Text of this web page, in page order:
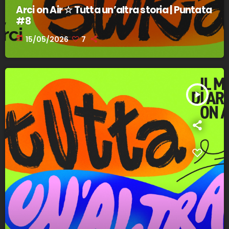
Arci on Air ☆ Tutta un’altra storia | Puntata
#8
today 15/05/2026 7
play_arrow